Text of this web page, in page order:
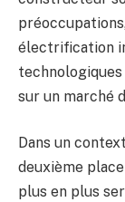
électrification
sur un marché
Dans un
deuxième
plus en plus